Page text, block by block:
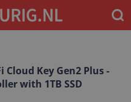
Key Gen2 Plus -
with 1TB SSD